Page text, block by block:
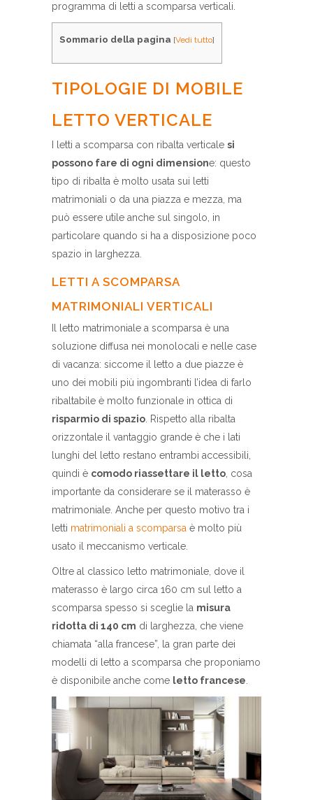
programma di letti a scomparsa verticali.
Sommario della pagina [Vedi tutto]
TIPOLOGIE DI MOBILE
LETTO VERTICALE
I letti a scomparsa con ribalta verticale si
possono fare di ogni dimensione: questo
tipo di ribalta è molto usata sui letti
matrimoniali o da una piazza e mezza, ma
può essere utile anche sul singolo, in
particolare quando si ha a disposizione poco
spazio in larghezza.
LETTI A SCOMPARSA
MATRIMONIALI VERTICALI
Il letto matrimoniale a scomparsa è una
soluzione diffusa nei monolocali e nelle case
di vacanza: siccome il letto a due piazze è
uno dei mobili più ingombranti l’idea di farlo
ribaltabile è molto funzionale in ottica di
risparmio di spazio. Rispetto alla ribalta
orizzontale il vantaggio grande è che i lati
lunghi del letto restano entrambi accessibili,
quindi è comodo riassettare il letto, cosa
importante da considerare se il materasso è
matrimoniale. Anche per questo motivo tra i
letti matrimoniali a scomparsa è molto più
usato il meccanismo verticale.
Oltre al classico letto matrimoniale, dove il
materasso è largo circa 160 cm sul letto a
scomparsa spesso si sceglie la misura
ridotta di 140 cm di larghezza, che viene
chiamata “alla francese”, la gran parte dei
modelli di letto a scomparsa che proponiamo
è disponibile anche come letto francese.